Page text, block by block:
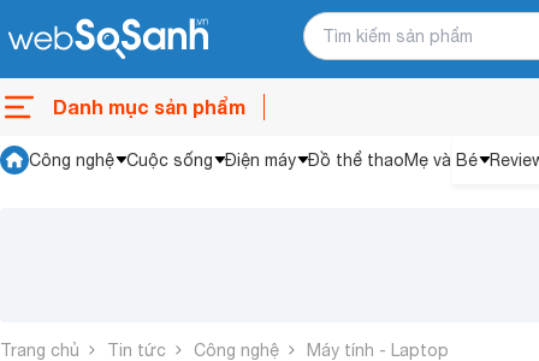
Danh mục sản phẩm
Công nghệ Cuộc sống Điện máy Đồ thể thaoMẹ và Bé
Trang chủ Tin tức Công nghệ Máy tính - Laptop